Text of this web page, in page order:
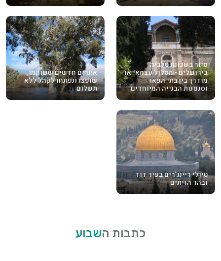
סיור בשכונת טלביה
בירושלים - מסלול עצמאי או
מודרך בין בתי הפאר
וסגנונות הבנייה המיוחדים
אתרים חדשים ששוקמו,
שופצו ונפתחו לקהל ללא
תשלום
טיולי ריינג'רים בעיר דוד
ובהר הזיתים
כתבות השבוע